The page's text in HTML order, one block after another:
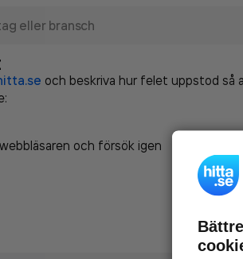
och beskriva hur felet uppstod så
och försök igen